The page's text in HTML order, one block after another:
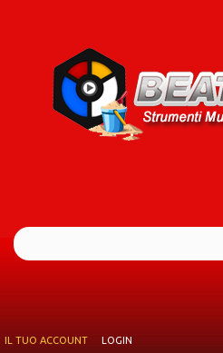
IL TUO ACCOUNT
LOGIN